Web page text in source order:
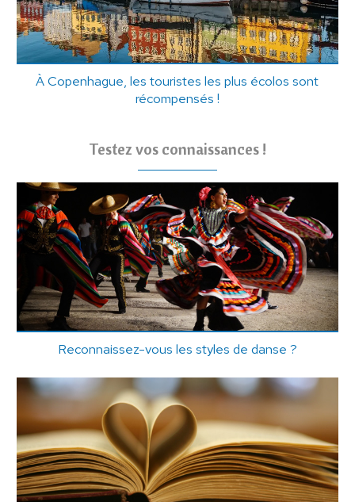
À Copenhague, les touristes les plus écolos sont
récompensés !
Testez vos connaissances !
Reconnaissez-vous les styles de danse ?